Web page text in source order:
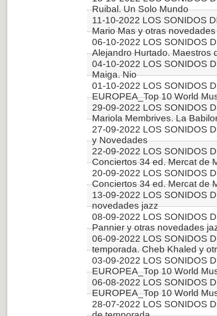
Ruibal. Un Solo Mundo
11-10-2022 LOS SONIDOS
Mario Mas y otras novedades
06-10-2022 LOS SONIDOS
Alejandro Hurtado. Maestros
04-10-2022 LOS SONIDOS
Maiga. Nio
01-10-2022 LOS SONIDOS
EUROPEA_Top 10 World
29-09-2022 LOS SONIDOS
Mariola Membrives. La
27-09-2022 LOS SONIDOS
y Novedades
22-09-2022 LOS SONIDOS
Conciertos 34 ed. Mercat de
20-09-2022 LOS SONIDOS
Conciertos 34 ed. Mercat de
13-09-2022 LOS SONIDOS
novedades jazz
08-09-2022 LOS SONIDOS
Pannier y otras novedades
06-09-2022 LOS SONIDOS
temporada. Cheb Khaled y
03-09-2022 LOS SONIDOS
EUROPEA_Top 10 World
06-08-2022 LOS SONIDOS
EUROPEA_Top 10 World
28-07-2022 LOS SONIDOS